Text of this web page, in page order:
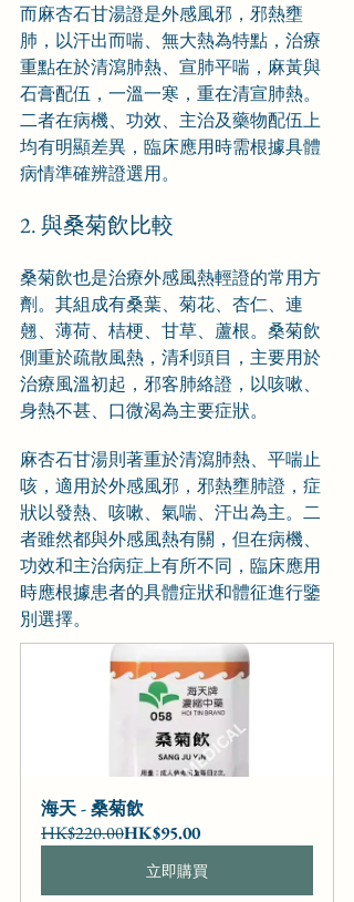
而麻杏石甘湯證是外感風邪，邪熱壅
肺，以汗出而喘、無大熱為特點，治療
重點在於清瀉肺熱、宣肺平喘，麻黃與
石膏配伍，一溫一寒，重在清宣肺熱。
二者在病機、功效、主治及藥物配伍上
均有明顯差異，臨床應用時需根據具體
病情準確辨證選用。
2. 與桑菊飲比較
桑菊飲也是治療外感風熱輕證的常用方
劑。其組成有桑葉、菊花、杏仁、連
翹、薄荷、桔梗、甘草、蘆根。桑菊飲
側重於疏散風熱，清利頭目，主要用於
治療風溫初起，邪客肺絡證，以咳嗽、
身熱不甚、口微渴為主要症狀。
麻杏石甘湯則著重於清瀉肺熱、平喘止
咳，適用於外感風邪，邪熱壅肺證，症
狀以發熱、咳嗽、氣喘、汗出為主。二
者雖然都與外感風熱有關，但在病機、
功效和主治病症上有所不同，臨床應用
時應根據患者的具體症狀和體征進行鑒
別選擇。
海天 - 桑菊飲
HK$220.00HK$95.00
立即購買